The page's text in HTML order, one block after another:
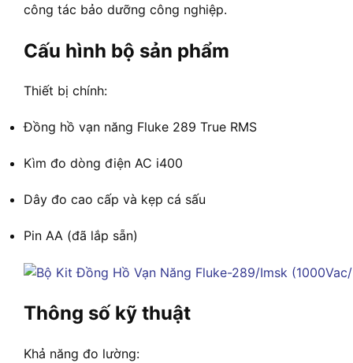
công tác bảo dưỡng công nghiệp.
Cấu hình bộ sản phẩm
Thiết bị chính:
Đồng hồ vạn năng Fluke 289 True RMS
Kìm đo dòng điện AC i400
Dây đo cao cấp và kẹp cá sấu
Pin AA (đã lắp sẵn)
Thông số kỹ thuật
Khả năng đo lường: